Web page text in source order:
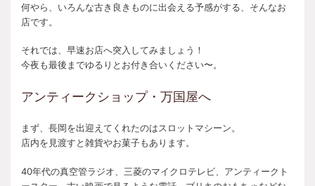
何やら、いろんな古き良きものに出会える予感がする、そんなお
店です。
それでは、早速お店へ突入してみましょう！
今夜も最後までゆるりとお付き合いください〜。
アンティークショップ・万国屋へ
まず、長岡を出迎えてくれたのはスロットマシーン。
店内を見渡すと雑貨やお菓子もあります。
40年代の真空管ラジオ、三菱のマイクロテレビ、アンティークト